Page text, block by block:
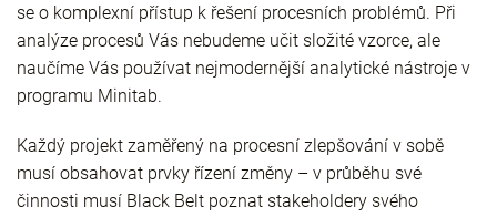
se o komplexní přístup k řešení procesních problémů. Při
analýze procesů Vás nebudeme učit složité vzorce, ale
naučíme Vás používat nejmodernější analytické nástroje v
programu Minitab.
Každý projekt zaměřený na procesní zlepšování v sobě
musí obsahovat prvky řízení změny – v průběhu své
činnosti musí Black Belt poznat stakeholdery svého